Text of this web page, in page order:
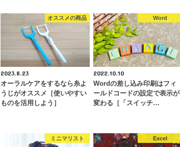
オススメの商品
2023.8.23
オーラルケアをするなら糸よ
うじがオススメ［使いやすい
ものを活用しよう］
Word
2022.10.10
Wordの差し込み印刷はフィ
ールドコードの設定で表示が
変わる［「スイッチ…
ミニマリスト Excel